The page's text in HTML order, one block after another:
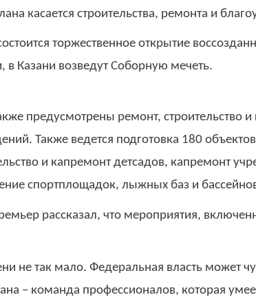
касается строительства, ремонта и
торжественное открытие
в Казани возведут Соборную мечеть.
предусмотрены ремонт, строительство
Также ведется подготовка 180
и капремонт детсадов, капремонт
спортплощадок, лыжных баз и
рассказал, что мероприятия,
не так мало. Федеральная власть может
– команда профессионалов, которая